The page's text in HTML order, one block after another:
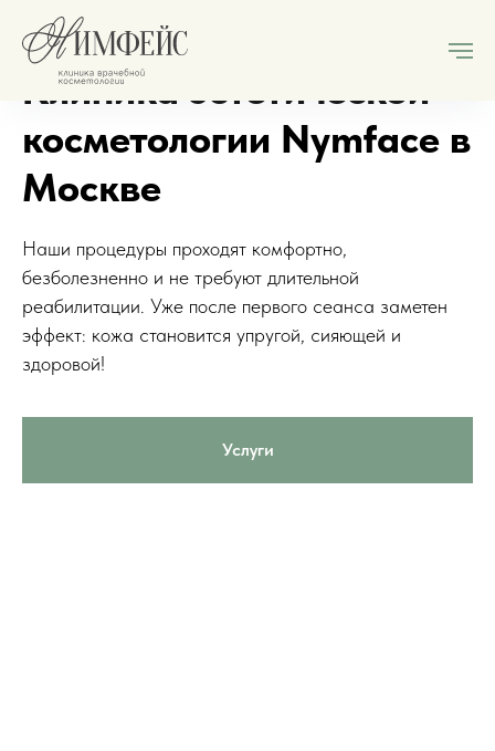
Клиника эстетической
косметологии Nymface в
Москве
Наши процедуры проходят комфортно,
безболезненно и не требуют длительной
реабилитации. Уже после первого сеанса заметен
эффект: кожа становится упругой, сияющей и
здоровой!
Услуги